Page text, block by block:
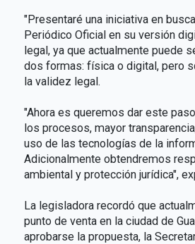
"Presentaré una iniciativa en
Periódico Oficial en su versión
legal, ya que actualmente puede
dos formas: física o digital, pero
la validez legal.
"Ahora es queremos dar este
los procesos, mayor
uso de las tecnologías de la
Adicionalmente obtendremos
ambiental y protección jurídica",
La legisladora recordó que
punto de venta en la ciudad de
aprobarse la propuesta, la